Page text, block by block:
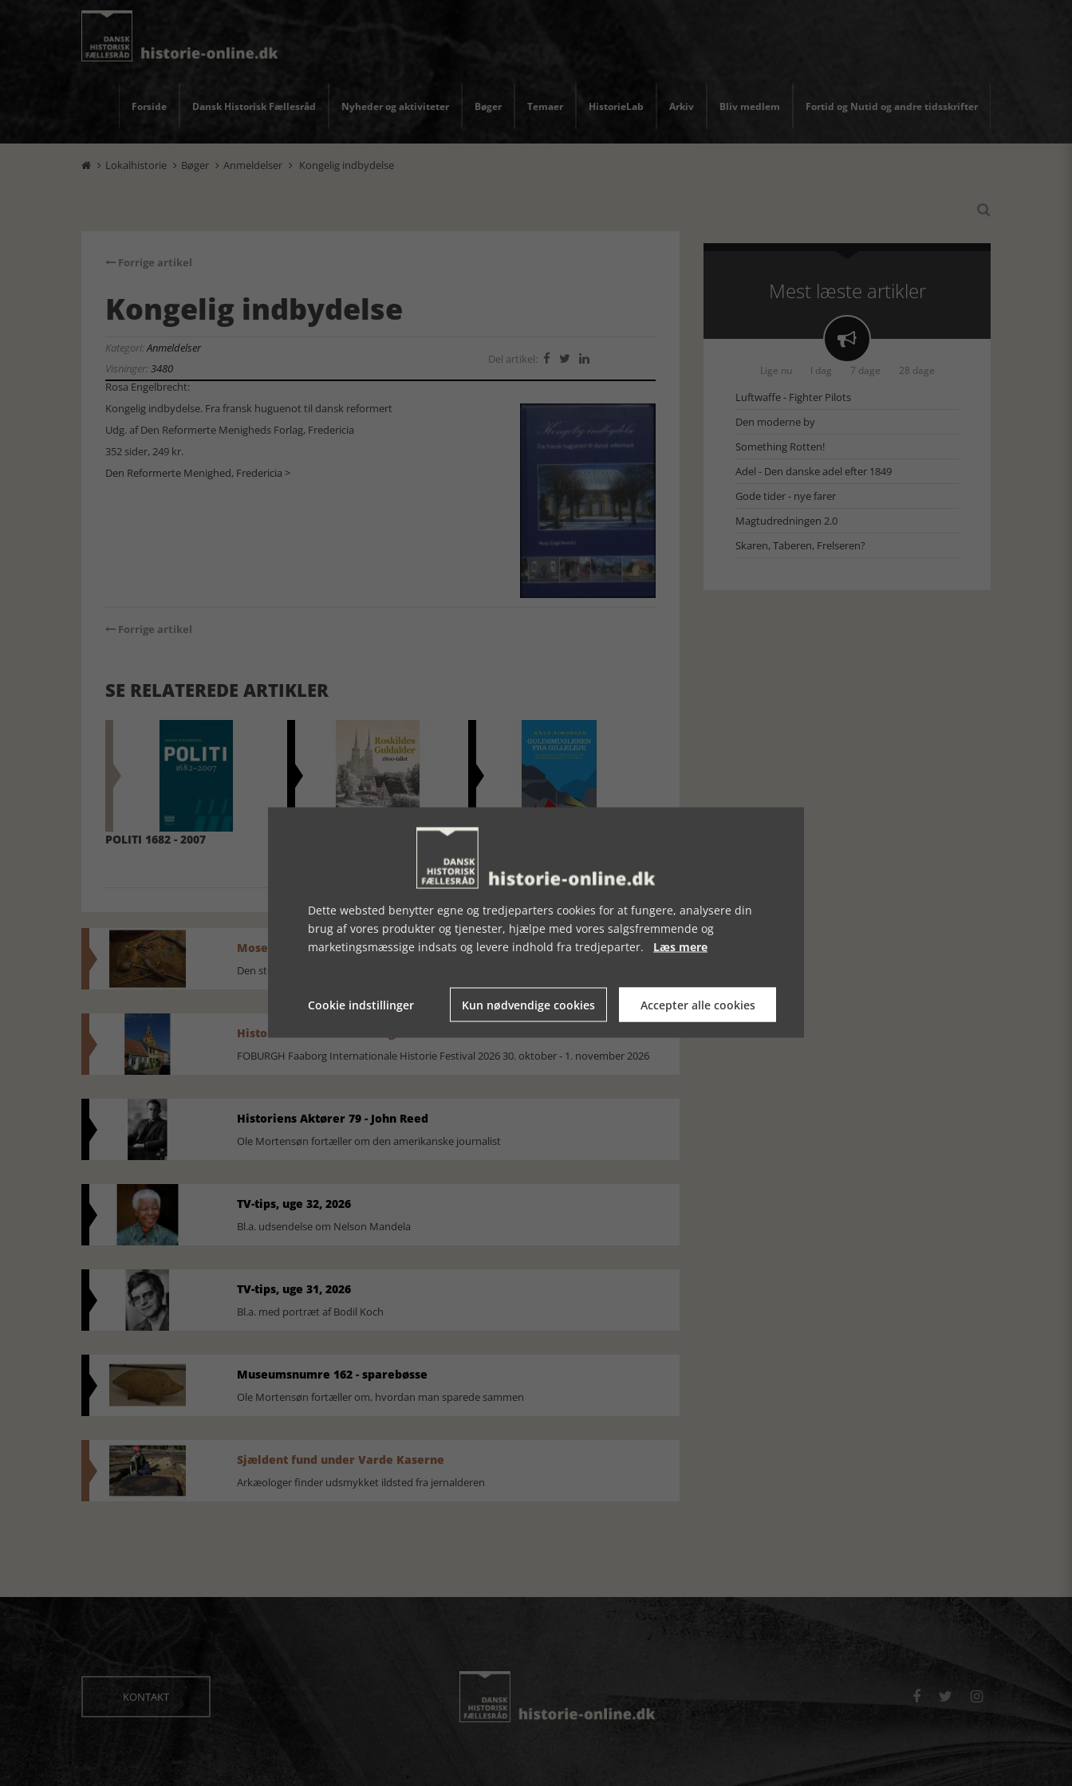
Forside Dansk Historisk Fællesråd Nyheder og aktiviteter Bøger Temaer HistorieLab Arkiv Bliv medlem Fortid og Nutid og andre tidsskrifter
 Lokalhistorie  Bøger  Anmeldelser  Kongelig indbydelse

Forrige artikel
Kongelig indbydelse
Kategori:Anmeldelser
Visninger:3480
Del artikel:   
Rosa Engelbrecht:
Kongelig indbydelse. Fra fransk huguenot til dansk reformert
Udg. af Den Reformerte Menigheds Forlag, Fredericia
352 sider, 249 kr.
Den Reformerte Menighed, Fredericia >
Forrige artikel
SE RELATEREDE ARTIKLER
POLITI 1682 - 2007
GILLELEJE
Mosefolket
Den største samling af moselig i verden på Museum Silkeborg Hovedgården
Historisk festival i Faaborg
FOBURGH Faaborg Internationale Historie Festival 2026 30. oktober - 1. november 2026
Historiens Aktører 79 - John Reed
Ole Mortensøn fortæller om den amerikanske journalist
TV-tips, uge 32, 2026
Bl.a. udsendelse om Nelson Mandela
TV-tips, uge 31, 2026
Bl.a. med portræt af Bodil Koch
Museumsnumre 162 - sparebøsse
Ole Mortensøn fortæller om, hvordan man sparede sammen
Sjældent fund under Varde Kaserne
Arkæologer finder udsmykket ildsted fra jernalderen
Mest læste artikler

Lige nu I dag 7 dage 28 dage
Luftwaffe - Fighter Pilots
Den moderne by
Something Rotten!
Adel - Den danske adel efter 1849
Gode tider - nye farer
Magtudredningen 2.0
Skaren, Taberen, Frelseren?
KONTAKT   
Dette websted benytter egne og tredjeparters cookies for at fungere, analysere din
brug af vores produkter og tjenester, hjælpe med vores salgsfremmende og
marketingsmæssige indsats og levere indhold fra tredjeparter. Læs mere
Cookie indstillinger Kun nødvendige cookies Accepter alle cookies